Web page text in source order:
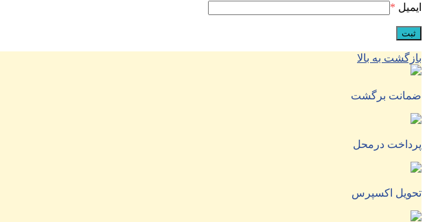
ایمیل *
بازگشت به بالا
ضمانت برگشت
پرداخت درمحل
تحویل اکسپرس